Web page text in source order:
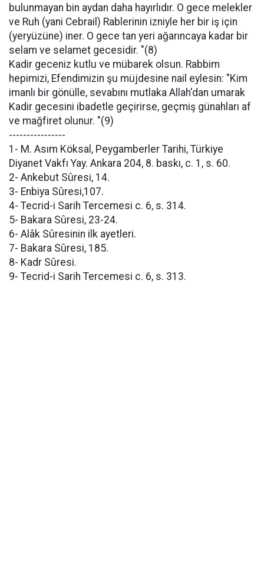
bulunmayan bin aydan daha hayırlıdır. O gece melekler
ve Ruh (yani Cebrail) Rablerinin izniyle her bir iş için
(yeryüzüne) iner. O gece tan yeri ağarıncaya kadar bir
selam ve selamet gecesidir. "(8)
Kadir geceniz kutlu ve mübarek olsun. Rabbim
hepimizi, Efendimizin şu müjdesine nail eylesin: "Kim
imanlı bir gönülle, sevabını mutlaka Allah'dan umarak
Kadir gecesini ibadetle geçirirse, geçmiş günahları af
ve mağfiret olunur. "(9)
----------------
1- M. Asım Köksal, Peygamberler Tarihi, Türkiye
Diyanet Vakfı Yay. Ankara 204, 8. baskı, c. 1, s. 60.
2- Ankebut Sûresi, 14.
3- Enbiya Sûresi,107.
4- Tecrid-i Sarih Tercemesi c. 6, s. 314.
5- Bakara Sûresi, 23-24.
6- Alâk Sûresinin ilk ayetleri.
7- Bakara Sûresi, 185.
8- Kadr Sûresi.
9- Tecrid-i Sarih Tercemesi c. 6, s. 313.